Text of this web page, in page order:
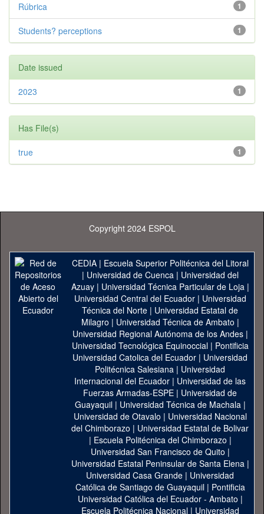
1
Rúbrica
1
Students? perceptions
Date issued
1
2023
Has File(s)
1
true
Copyright 2024 ESPOL
CEDIA| Escuela Superior Politécnica del Litoral
| Universidad de Cuenca| Universidad del
Azuay| Universidad Técnica Particular de Loja|
Universidad Central del Ecuador| Universidad
Técnica del Norte | Universidad Estatal de
Milagro | Universidad Técnica de Ambato |
Universidad Regional Autónoma de los Andes|
Universidad Tecnológica Equinoccial| Pontificia
Universidad Catolica del Ecuador | Universidad
Politécnica Salesiana | Universidad
Internacional del Ecuador | Universidad de las
Fuerzas Armadas-ESPE | Universidad de
Guayaquil| Universidad Técnica de Machala|
Universidad de Otavalo | Universidad Nacional
del Chimborazo | Universidad Estatal de Bolivar
| Escuela Politécnica del Chimborazo |
Universidad San Francisco de Quito |
Universidad Estatal Peninsular de Santa Elena|
Universidad Casa Grande | Universidad
Católica de Santiago de Guayaquil| Pontificia
Universidad Católica del Ecuador - Ambato |
Escuela Politécnica Nacional| Universidad